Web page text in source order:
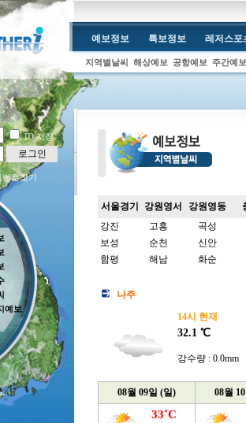
ID 저장
로그인
호찾기
예보정보 특보정보 레저스포
지역별날씨 해상예보 공항예보 주간예보
예보
서울경기 강원영서 강원영동
강진
고흥
곡성
보성
순천
신안
함평
해남 화순
나주
14시 현재
32.1 ℃
강수량 : 0.0mm
08월 09일 (일) 08월
33˚C